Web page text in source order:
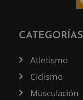
CATEGORÍAS
Atletismo
Ciclismo
Musculación